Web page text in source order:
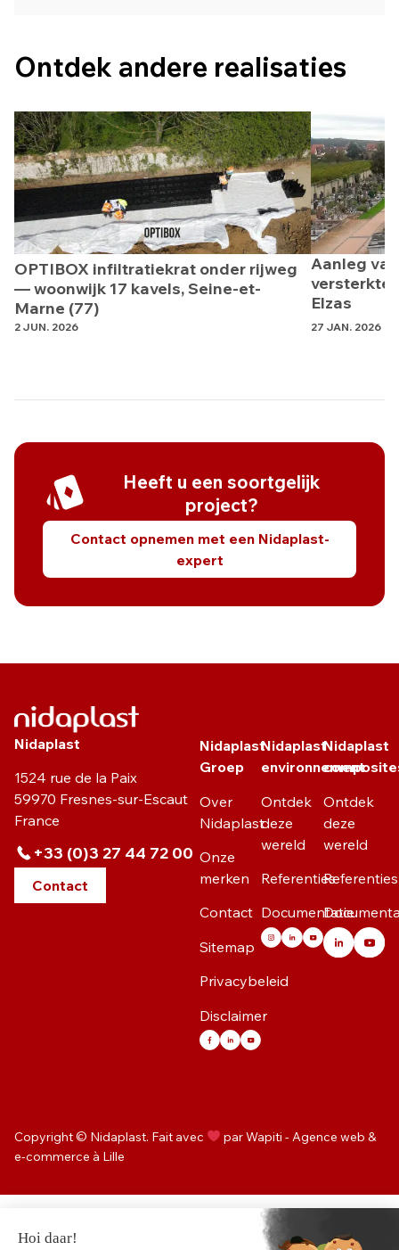
Ontdek andere realisaties
OPTIBOX infiltratiekrat onder rijweg
— woonwijk 17 kavels, Seine-et-
Marne (77)
2 JUN. 2026
Aanleg
versterkte
Elzas
27 JAN. 2026
Heeft u een soortgelijk
project?
Contact opnemen met een Nidaplast-
expert
Nidaplast
1524 rue de la Paix
59970 Fresnes-sur-Escaut
France
+33 (0)3 27 44 72 00
Contact
Nidaplast
Groep
Over
Nidaplast
Onze
merken
Contact
Sitemap
Privacybeleid
Disclaimer
Nidaplast
environnement
Ontdek
deze
wereld
Referenties
Documentatie
Nidaplast
Ontdek
deze
wereld
Referenties
Copyright © Nidaplast. Fait avec
par Wapiti - Agence web &
e-commerce à Lille